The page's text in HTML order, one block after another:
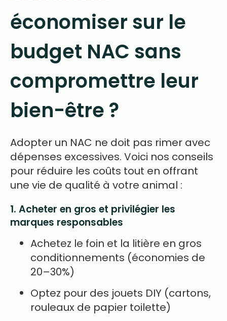
économiser sur le
budget NAC sans
compromettre leur
bien-être ?
Adopter un NAC ne doit pas rimer avec
dépenses excessives. Voici nos conseils
pour réduire les coûts tout en offrant
une vie de qualité à votre animal :
1. Acheter en gros et privilégier les
marques responsables
Achetez le foin et la litière en gros
conditionnements (économies de
20–30%)
Optez pour des jouets DIY (cartons,
rouleaux de papier toilette)